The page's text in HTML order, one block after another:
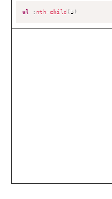
ul : nth-child ( 3)